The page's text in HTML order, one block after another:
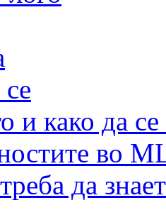
и како да
во
да